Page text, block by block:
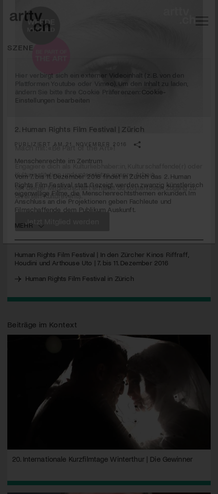
SZENE
Hier verbirgt sich ein externer Videoinhalt (z. B. von den
Plattformen Youtube oder Vimeo). Um den Inhalt zu laden,
ändern Sie bitte Ihre Cookie Präferenzen: Cookie-
Einstellungen bearbeiten
2. Human Rights Film Festival | Zürich
PUBLIZIERT AM 21. NOVEMBER 2016
Menschenrechte im Zentrum
Vom 7. bis 11. Dezember 2016 findet in Zürich das 2. Human
Rights Film Festival statt. Gezeigt werden zwanzig künstlerisch
eigenwillige Filme, die Menschenrechtsthemen erkunden. Im
Anschluss an die Projektionen geben Fachleute und
Filmschaffende dem Publikum Auskunft.
MEHR
Human Rights Film Festival | In den Zürcher Kinos Riffraff,
Houdini und Arthouse Uto | 7. bis 11. Dezember 2016
Human Rights Film Festival in Zürich
Beiträge im Kontext
20. Internationale Kurzfilmtage Winterthur | Die Gewinner
Engagiere dich als Kulturliebhaber:in, Kulturschaffende(r) oder
Kulturinstitution und unterstütze unsere Arbeit.
Mit deiner Mitgliedschaft erhältst du kostenlosen Zugang zu
Jetzt Mitglied werden